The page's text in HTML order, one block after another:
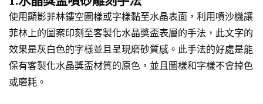
使用顯影菲林鏤空圖樣或字樣黏至水晶表面，利用噴沙機讓
菲林上的圖案印刻至客製化水晶獎盃表層的手法，此文字的
效果是灰白色的字樣並且呈現磨砂質感。此手法的好處是能
保有客製化水晶獎盃材質的原色，並且圖樣和字樣不會掉色
或磨耗。